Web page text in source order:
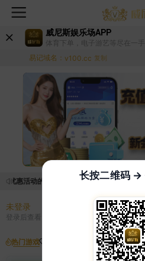
威尼斯娱乐场APP
体育下单，电子游艺等尽在一手
易记域名： v100.cc 复制
优惠活动的手续麻烦，已新增优惠系统，
未登录
登录后查看
热门游戏
长按二维码 →